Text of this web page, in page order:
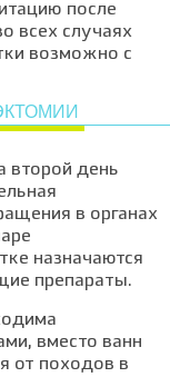
после
всех случаях
возможно с
второй день
в органах
назначаются
препараты.
вместо ванн
от походов в